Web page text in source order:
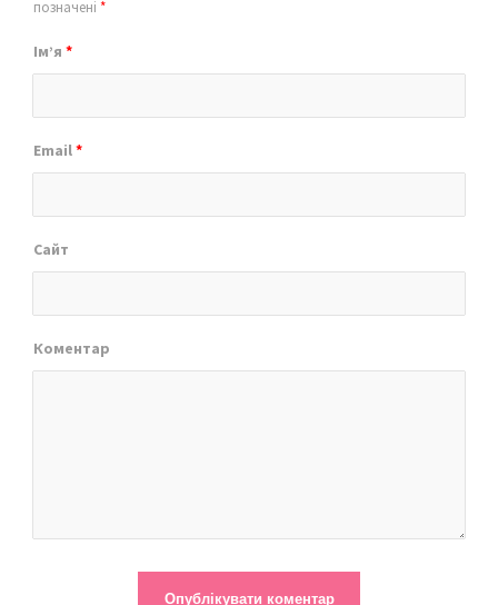
позначені *
Ім’я *
Email*
Сайт
Коментар